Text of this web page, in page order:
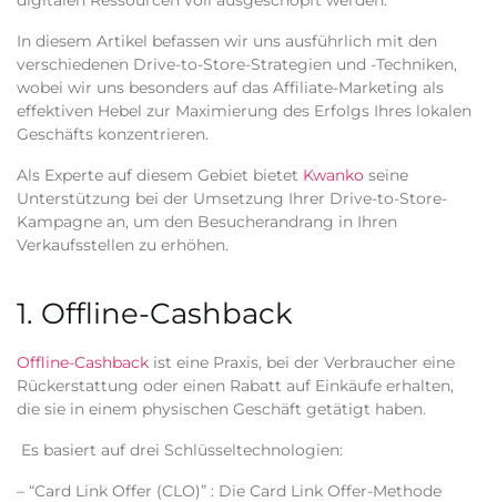
In diesem Artikel befassen wir uns ausführlich mit den
verschiedenen Drive-to-Store-Strategien und -Techniken,
wobei wir uns besonders auf das Affiliate-Marketing als
effektiven Hebel zur Maximierung des Erfolgs Ihres lokalen
Geschäfts konzentrieren.
Als Experte auf diesem Gebiet bietet Kwanko seine
Unterstützung bei der Umsetzung Ihrer Drive-to-Store-
Kampagne an, um den Besucherandrang in Ihren
Verkaufsstellen zu erhöhen.
1. Offline-Cashback
Offline-Cashback ist eine Praxis, bei der Verbraucher eine
Rückerstattung oder einen Rabatt auf Einkäufe erhalten,
die sie in einem physischen Geschäft getätigt haben.
Es basiert auf drei Schlüsseltechnologien:
– “Card Link Offer (CLO)” : Die Card Link Offer-Methode